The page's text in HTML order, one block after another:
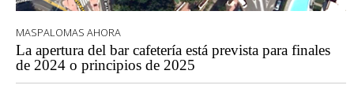
MASPALOMAS AHORA
La apertura del bar cafetería está prevista para finales
de 2024 o principios de 2025